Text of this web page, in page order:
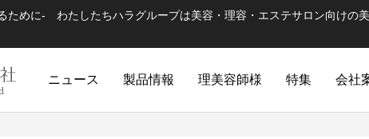
ために- わたしたちハラグループは美容・理容・エステサロン向けの
ニュース 製品情報 理美容師様 特集 会社